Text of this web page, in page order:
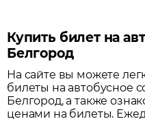
Купить билет на
Белгород
На сайте вы можете
билеты на автобусное
Белгород, а также
ценами на билеты.